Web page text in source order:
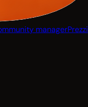
managerPrezzi